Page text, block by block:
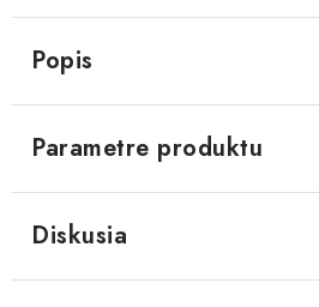
Popis
Parametre produktu
Diskusia